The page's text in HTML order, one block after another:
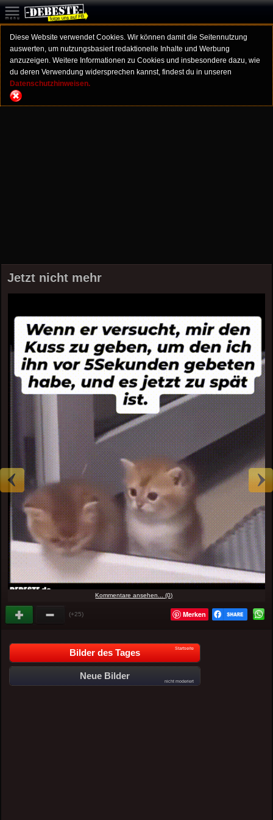
Diese Website verwendet Cookies. Wir können damit die Seitennutzung
auswerten, um nutzungsbasiert redaktionelle Inhalte und Werbung
anzuzeigen. Weitere Informationen zu Cookies und insbesondere dazu, wie
du deren Verwendung widersprechen kannst, findest du in unseren
Datenschutzhinweisen.
Jetzt nicht mehr
Kommentare ansehen... (0)
(+25) Merken
Bilder des Tages Startseite
Neue Bilder
nicht moderiert